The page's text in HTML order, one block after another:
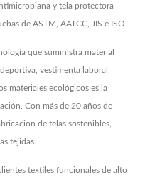
y tela protectora
de ASTM, AATCC, JIS e ISO.
que suministra material
vestimenta laboral,
materiales ecológicos es la
Con más de 20 años de
de telas sostenibles,
tejidas.
textiles funcionales de alto